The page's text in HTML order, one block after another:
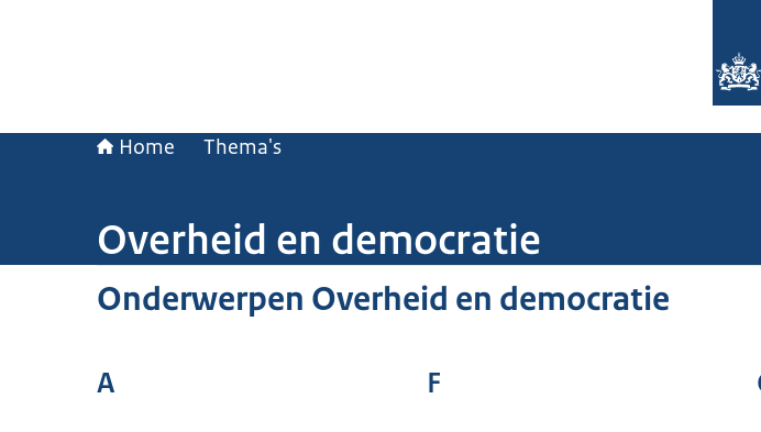
Home Thema's
Overheid en democratie
Onderwerpen Overheid en democratie
A F